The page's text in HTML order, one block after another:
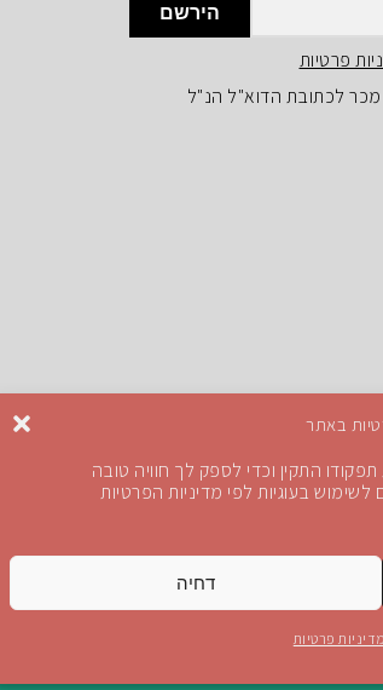
באתר
התקין וכדי לספק לך חוויה טובה
בעוגיות לפי מדיניות הפרטיות
דחיה
מדיניות פרטיות
הירשם
פרטיות
לכתובת הדוא"ל הנ"ל
Instagram